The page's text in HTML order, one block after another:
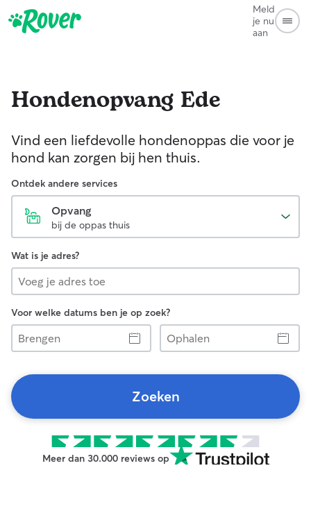
Meld
je nu
aan
Hondenopvang Ede
Vind een liefdevolle hondenoppas die voor je
hond kan zorgen bij hen thuis.
Ontdek andere services
Opvang
bij de oppas thuis
Wat is je adres?
Voor welke datums ben je op zoek?
Brengen
Ophalen
Zoeken
Meer dan 30.000 reviews op